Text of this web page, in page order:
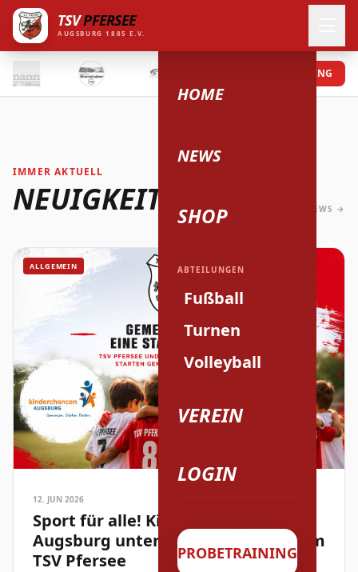
TSVPFERSEE
AUGSBURG 1885 E.V.
PROBETRAINING
HOME
NEWS
SHOP
ABTEILUNGEN
Fußball
Turnen
Volleyball
VEREIN
LOGIN
PROBETRAINING
IMMER AKTUELL
NEUIGKEITEN ALLE NEWS →
ALLGEMEIN
12. JUN 2026
Sport für alle! Kinderchancen
Augsburg unterstützt Familien beim
TSV Pfersee